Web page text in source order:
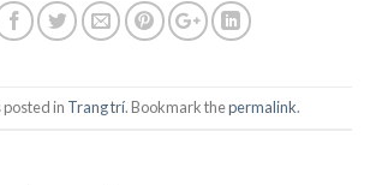
in Trang trí. Bookmark thepermalink.